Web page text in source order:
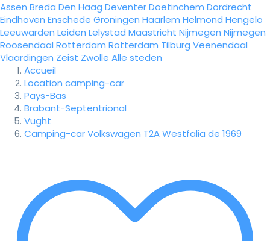
Assen Breda Den Haag DeventerDoetinchem Dordrecht
Eindhoven Enschede Groningen Haarlem Helmond Hengelo
Leeuwarden Leiden Lelystad Maastricht Nijmegen Nijmegen
Roosendaal Rotterdam Rotterdam Tilburg Veenendaal
Vlaardingen Zeist Zwolle Alle steden
Accueil
Location camping-car
Pays-Bas
Brabant-Septentrional
Vught
Camping-car Volkswagen T2A Westfalia de 1969